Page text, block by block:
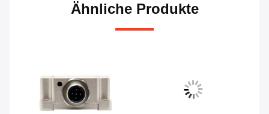
Ähnliche Produkte